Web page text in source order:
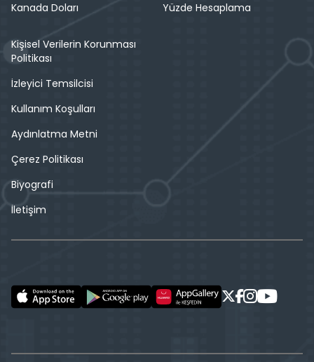
Kanada Doları
Yüzde Hesaplama
Kişisel Verilerin Korunması
Politikası
İzleyici Temsilcisi
Kullanım Koşulları
Aydınlatma Metni
Çerez Politikası
Biyografi
İletişim